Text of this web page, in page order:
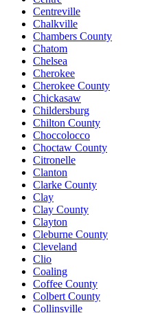
Centreville
Chalkville
Chambers County
Chatom
Chelsea
Cherokee
Cherokee County
Chickasaw
Childersburg
Chilton County
Choccolocco
Choctaw County
Citronelle
Clanton
Clarke County
Clay
Clay County
Clayton
Cleburne County
Cleveland
Clio
Coaling
Coffee County
Colbert County
Collinsville